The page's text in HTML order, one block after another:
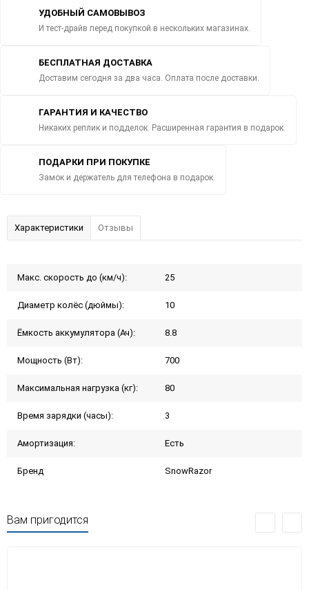
УДОБНЫЙ САМОВЫВОЗ
И тест-драйв перед покупкой в нескольких магазинах.
БЕСПЛАТНАЯ ДОСТАВКА
Доставим сегодня за два часа. Оплата после доставки.
ГАРАНТИЯ И КАЧЕСТВО
Никаких реплик и подделок. Расширенная гарантия в подарок.
ПОДАРКИ ПРИ ПОКУПКЕ
Замок и держатель для телефона в подарок.
Характеристики Отзывы
Макс. скорость до (км/ч): 25
Диаметр колёс (дюймы): 10
Ёмкость аккумулятора (Ач): 8.8
Мощность (Вт): 700
Максимальная нагрузка (кг): 80
Время зарядки (часы): 3
Амортизация: Есть
Бренд SnowRazor
Вам пригодится